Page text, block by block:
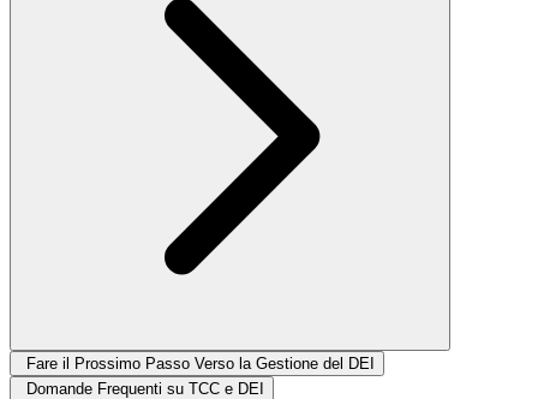
Fare il Prossimo Passo Verso la Gestione del DEI
Domande Frequenti su TCC e DEI